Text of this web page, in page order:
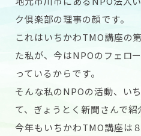
ク倶楽部の理事の顔です。
これはいちかわTMO講座の
た私が、今はNPOのフェロ
っているからです。
そんな私のNPOの活動、い
て、ぎょうとく新聞さんで紹
今年もいちかわTMO講座は